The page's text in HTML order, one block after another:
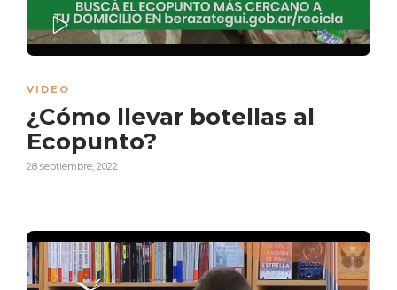
VIDEO
¿Cómo llevar botellas al
Ecopunto?
28 septiembre, 2022